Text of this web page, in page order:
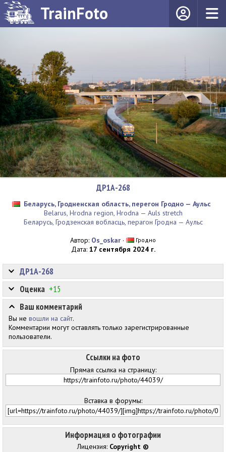
TrainFoto
ДР1А-268
Беларусь, Гродненская область, перегон Гродно — Аульс
Belarus, Hrodna region, Hrodna — Auls stretch
Беларусь, Гродзенская вобласць, перагон Гродна — Аульс
Автор: Os_oskar · Гродно
Дата: 17 сентября 2024 г.
Информация о фотографии
Лицензия: Copyright ©
Оценка +15
Ссылки на фото
Прямая ссылка на страницу:
Вставка в форумы:
ДР1А-268
Ваш комментарий
Вы не вошли на сайт.
Комментарии могут оставлять только зарегистрированные
пользователи.